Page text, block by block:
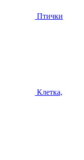
Птички
Клетка,